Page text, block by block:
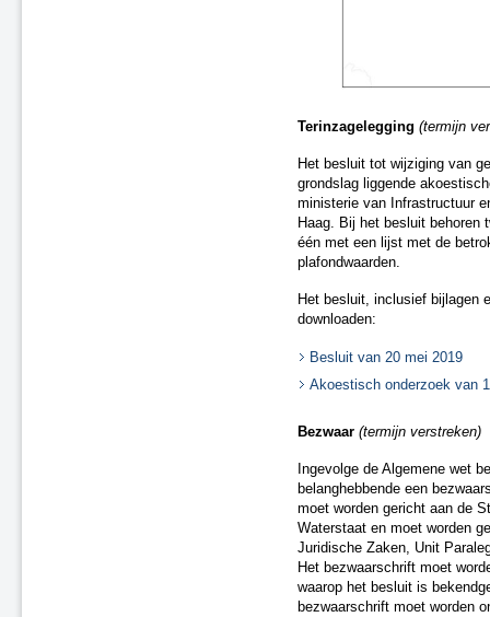
Terinzagelegging (termijn
Het besluit tot wijziging van
grondslag liggende
ministerie van Infrastructuur
Haag. Bij het besluit behoren
één met een lijst met de
plafondwaarden.
Het besluit, inclusief bijlagen
downloaden:
Besluit van 20 mei 2019
Akoestisch onderzoek van
Bezwaar (termijn verstreken)
Ingevolge de Algemene wet
belanghebbende een
moet worden gericht aan de
Waterstaat en moet worden
Juridische Zaken, Unit
Het bezwaarschrift moet
waarop het besluit is
bezwaarschrift moet worden